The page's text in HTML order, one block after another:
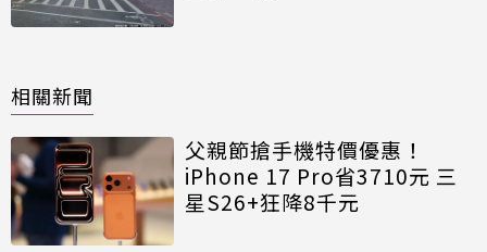
相關新聞
父親節搶手機特價優惠！
iPhone 17 Pro省3710元 三
星S26+狂降8千元